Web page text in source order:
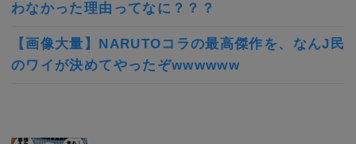
わなかった理由ってなに？？？
【画像大量】NARUTOコラの最高傑作を、なんJ民
のワイが決めてやったぞwwwwww